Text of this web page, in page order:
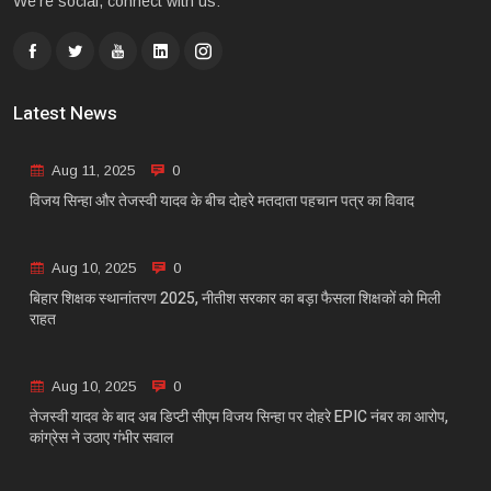
Latest News
Aug 11, 2025 0
विजय सिन्हा और तेजस्वी यादव के बीच दोहरे मतदाता पहचान पत्र का विवाद
Aug 10, 2025 0
बिहार शिक्षक स्थानांतरण 2025, नीतीश सरकार का बड़ा फैसला शिक्षकों को मिली
राहत
Aug 10, 2025 0
तेजस्वी यादव के बाद अब डिप्टी सीएम विजय सिन्हा पर दोहरे EPIC नंबर का आरोप,
कांग्रेस ने उठाए गंभीर सवाल